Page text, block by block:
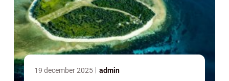
19 december 2025 admin